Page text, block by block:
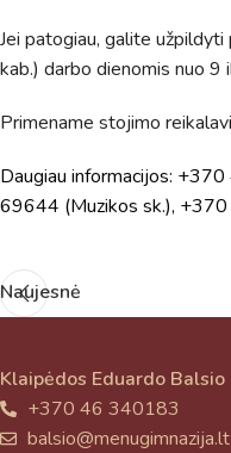
Jei patogiau, galite
kab.) darbo dienomis nuo 9
Primename stojimo
Daugiau informacijos:
69644 (Muzikos sk.),
Naujesnė
Klaipėdos Eduardo
+370 46 340183
balsio@menugimnazija.lt